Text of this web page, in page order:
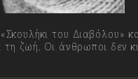
του Διαβόλου»
τη ζωή. Οι άνθρωποι δεν